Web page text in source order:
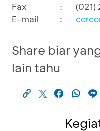
Fax
:
(021)
E-mail
:
Share biar yang
lain tahu